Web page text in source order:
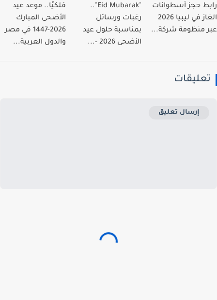
حجز أسطوانات
الغاز في ليبيا 2026
منظومة شركة...
"Eid Mubarak"..
رغبات ورسائل
بمناسبة حلول عيد
الأضحى 2026 -...
فلكيًا.. موعد عيد
الأضحى المبارك
2026-1447 في مصر
والدول العربية...
إرسال تعليق